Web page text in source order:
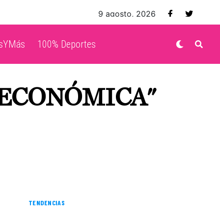
9 agosto, 2026
100% Deportes
TENDENCIAS